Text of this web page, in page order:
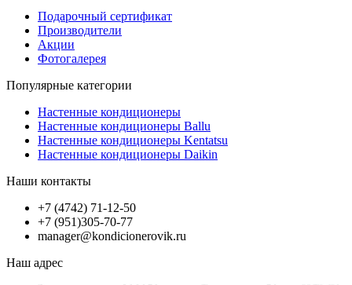
Подарочный сертификат
Производители
Акции
Фотогалерея
Популярные категории
Настенные кондиционеры
Настенные кондиционеры Ballu
Настенные кондиционеры Kentatsu
Настенные кондиционеры Daikin
Наши контакты
+7 (4742) 71-12-50
+7 (951)305-70-77
manager@kondicionerovik.ru
Наш адрес